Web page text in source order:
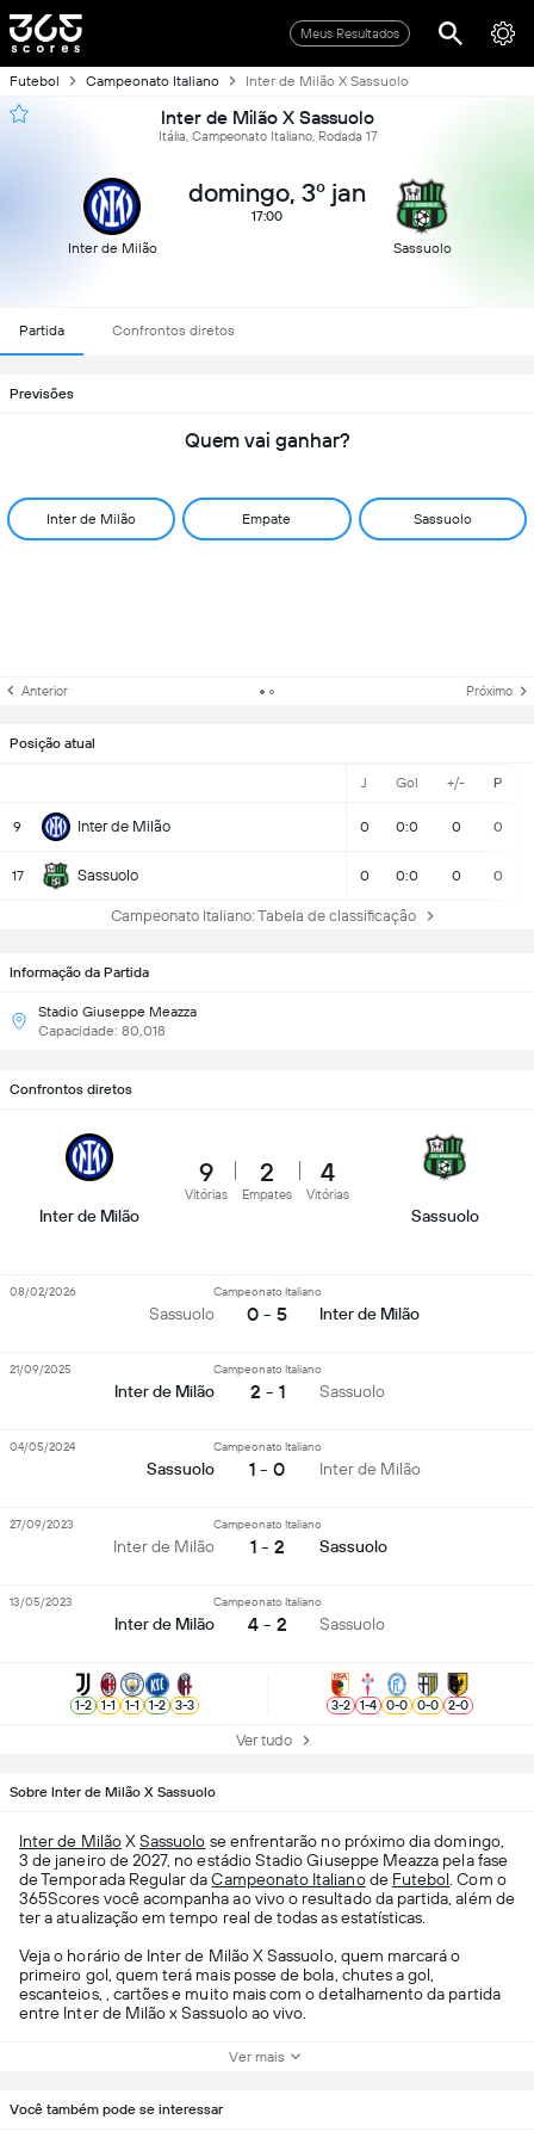
Meus Resultados
Futebol Campeonato Italiano Inter de Milão X Sassuolo
Inter de Milão X Sassuolo
Itália, Campeonato Italiano, Rodada 17
Inter de Milão
domingo, 3º jan
17:00
Sassuolo
Partida Confrontos diretos
Previsões
Quem vai ganhar?
Inter de Milão Empate Sassuolo
Anterior Próximo
Posição atual
J Gol +/- P
9 Inter de Milão 0 0:0 0 0
17 Sassuolo 0 0:0 0 0
Campeonato Italiano: Tabela de classificação
Informação da Partida
Stadio Giuseppe Meazza
Capacidade: 80,018
Confrontos diretos
Inter de Milão
9
Vitórias
2
Empates
4
Vitórias
Sassuolo
Sassuolo
Campeonato Italiano
0 - 5 Inter de Milão
08/02/2026
Inter de Milão
Campeonato Italiano
2 - 1 Sassuolo
21/09/2025
Sassuolo
Campeonato Italiano
1 - 0 Inter de Milão
04/05/2024
Inter de Milão
Campeonato Italiano
1 - 2 Sassuolo
27/09/2023
Inter de Milão
Campeonato Italiano
4 - 2 Sassuolo
13/05/2023
1-2 1-1 1-1 1-2 3-3 3-2 1-4 0-0 0-0 2-0
Ver tudo
Sobre Inter de Milão X Sassuolo
Inter de MilãoXSassuolo se enfrentarão no próximo dia domingo,
3 de janeiro de 2027, no estádio Stadio Giuseppe Meazza pela fase
de Temporada Regular daCampeonato Italianode Futebol . Com o
365Scores você acompanha ao vivo o resultado da partida, além de
ter a atualização em tempo real de todas as estatísticas.
Veja o horário de Inter de Milão X Sassuolo, quem marcará o
primeiro gol, quem terá mais posse de bola, chutes a gol,
escanteios, , cartões e muito mais com o detalhamento da partida
entre Inter de Milão x Sassuolo ao vivo.
Ver mais
Você também pode se interessar